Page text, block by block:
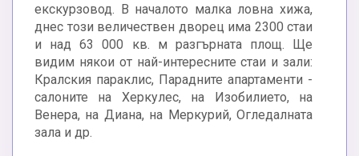
екскурзовод. В началото малка ловна хижа,
днес този величествен дворец има 2300 стаи
и над 63 000 кв. м разгърната площ. Ще
видим някои от най-интересните стаи и зали:
Кралския параклис, Парадните апартаменти -
салоните на Херкулес, на Изобилието, на
Венера, на Диана, на Меркурий, Огледалната
зала и др.